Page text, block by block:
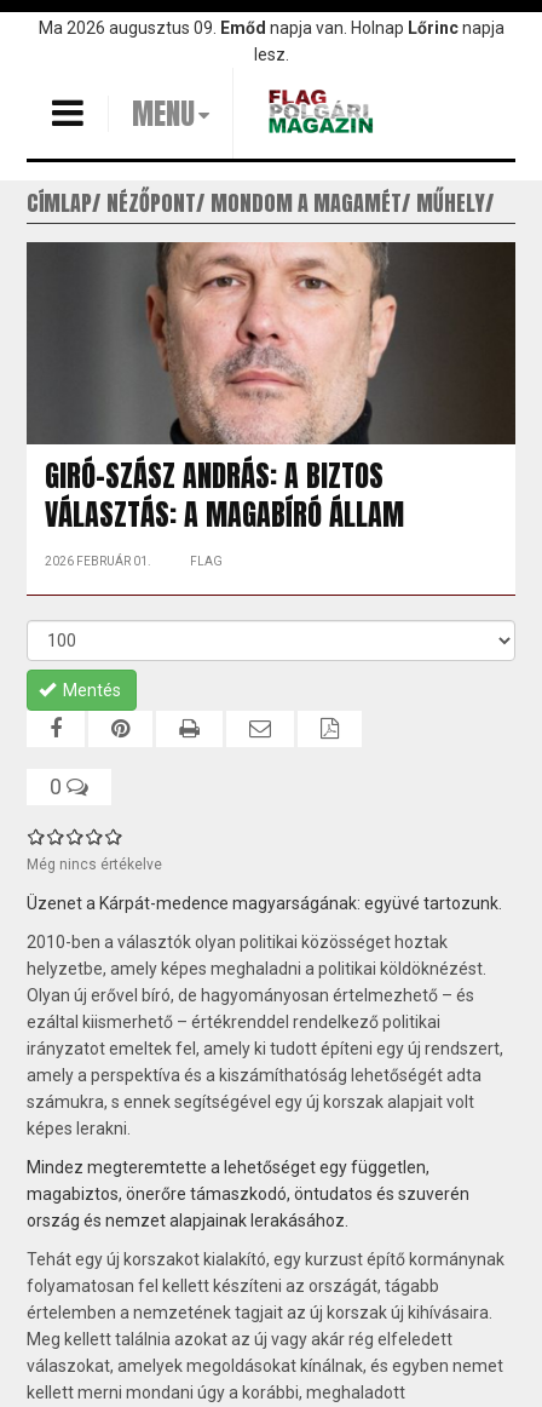
UgrásMa 2026 augusztus 09. Emőd napja van. Holnap Lőrincnapja
lesz.
MENU
CÍMLAP NÉZŐPONT MONDOM A MAGAMÉT MŰHELY
GIRÓ-SZÁSZ ANDRÁS: A BIZTOS
VÁLASZTÁS: A MAGABÍRÓ ÁLLAM
2026 FEBRUÁR 01. FLAG
Mentés
0
Még nincs értékelve
Üzenet a Kárpát-medence magyarságának: együvé tartozunk.
2010-ben a választók olyan politikai közösséget hoztak
helyzetbe, amely képes meghaladni a politikai köldöknézést.
Olyan új erővel bíró, de hagyományosan értelmezhető – és
ezáltal kiismerhető – értékrenddel rendelkező politikai
irányzatot emeltek fel, amely ki tudott építeni egy új rendszert,
amely a perspektíva és a kiszámíthatóság lehetőségét adta
számukra, s ennek segítségével egy új korszak alap­jait volt
képes lerakni.
Mindez megteremtette a lehetőséget egy független,
magabiztos, önerőre támaszkodó, öntudatos és szuverén
ország és nemzet alapjainak lerakásához.
Tehát egy új korszakot kialakító, egy kurzust építő kormánynak
folyamatosan fel kellett készíteni az országát, tágabb
értelemben a nemzetének tagjait az új korszak új kihívásaira.
Meg kellett találnia azokat az új vagy akár rég elfeledett
válaszokat, amelyek megoldásokat kínálnak, és egyben nemet
kellett merni mondani úgy a korábbi, meghaladott